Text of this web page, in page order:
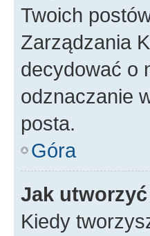
Twoich
Zarządzania
decydować o
odznaczanie
posta.
Góra
Jak
Kiedy